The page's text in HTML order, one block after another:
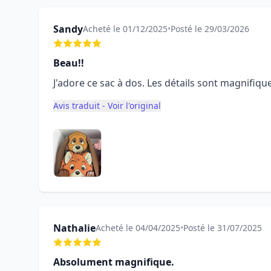
SandyAcheté le 01/12/2025•Posté le 29/03/2026
Beau!!
J'adore ce sac à dos. Les détails sont
Avis traduit - Voir l'original
NathalieAcheté le 04/04/2025•Posté le 31/07/2025
Absolument magnifique.